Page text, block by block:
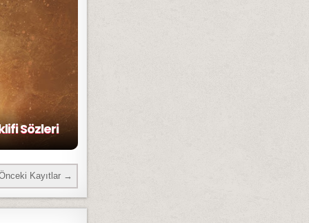
Sözleri
Kayıtlar →